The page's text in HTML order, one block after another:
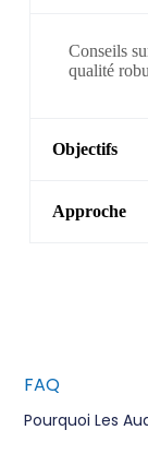
Conseils
qualité
Objectifs
Approche
FAQ
Pourquoi Les